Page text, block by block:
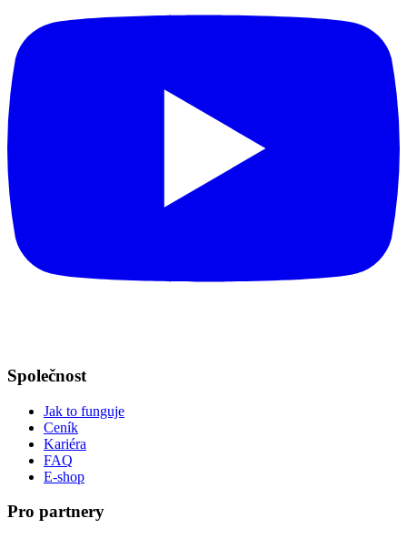
Společnost
Jak to funguje
Ceník
Kariéra
FAQ
E-shop
Pro partnery